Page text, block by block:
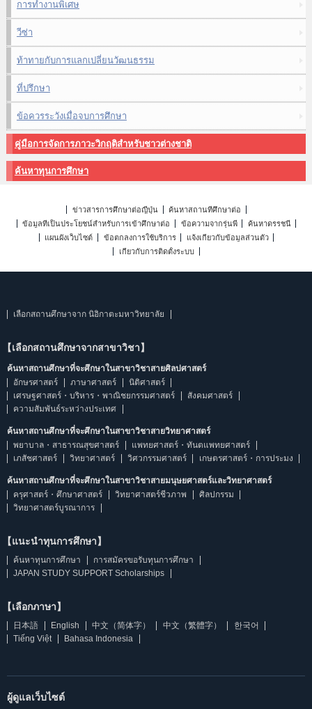
การทำงานพิเศษ
วีซ่า
ท้าทายกับการแลกเปลี่ยนวัฒนธรรม
ที่ปรึกษา
ข้อควรระวังเมื่อจบการศึกษา
คู่มือการจัดการภาวะวิกฤติสำหรับชาวต่างชาติ
ค้นหาทุนการศึกษา
ข่าวสารการศึกษาต่อญี่ปุ่น
ค้นหาสถานที่ศึกษาต่อ
ข้อมูลที่เป็นประโยชน์สำหรับการเข้าศึกษาต่อ
ข้อความจากรุ่นพี่
ค้นหาดรรชนี
แผนผังเว็บไซต์
ข้อตกลงการใช้บริการ
แจ้งเกี่ยวกับข้อมูลส่วนตัว
เกี่ยวกับการติดตั้งระบบ
เลือกสถานศึกษาจาก นิอิกาตะมหาวิทยาลัย
【เลือกสถานศึกษาจากสาขาวิชา】
ค้นหาสถานศึกษาที่จะศึกษาในสาขาวิชาสายศิลปศาสตร์
อักษรศาสตร์
ภาษาศาสตร์
นิติศาสตร์
เศรษฐศาสตร์・บริหาร・พาณิชยกรรมศาสตร์
สังคมศาสตร์
ความสัมพันธ์ระหว่างประเทศ
ค้นหาสถานศึกษาที่จะศึกษาในสาขาวิชาสายวิทยาศาสตร์
พยาบาล・สาธารณสุขศาสตร์
แพทยศาสตร์・ทันตแพทยศาสตร์
เภสัชศาสตร์
วิทยาศาสตร์ วิศวกรรมศาสตร์ เกษตรศาสตร์・การประมง
ค้นหาสถานศึกษาที่จะศึกษาในสาขาวิชาสายมนุษยศาสตร์และวิทยาศาสตร์
ครุศาสตร์・ศึกษาศาสตร์
วิทยาศาสตร์ชีวภาพ
ศิลปกรรม
วิทยาศาสตร์บูรณาการ
【แนะนำทุนการศึกษา】
ค้นหาทุนการศึกษา
การสมัครขอรับทุนการศึกษา
JAPAN STUDY SUPPORT Scholarships
【เลือกภาษา】
日本語 English 中文（简体字） 中文（繁體字）
한국어
Tiếng Việt
Bahasa Indonesia
ผู้ดูแลเว็บไซต์